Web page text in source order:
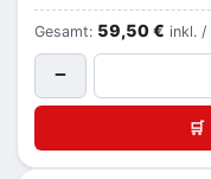
Gesamt: 59,50 € inkl. /
−
🛒